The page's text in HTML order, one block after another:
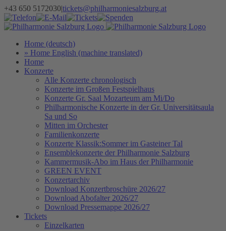
Zum
Inhalt
springen
+43 650 5172030|tickets@philharmoniesalzburg.at
Facebook
YouTube
Instagram
Telefon
E-
Mail
Tickets Spenden
Home (deutsch)
» Home English (machine translated)
Home
Konzerte
Alle Konzerte chronologisch
Konzerte im Großen Festspielhaus
Konzerte Gr. Saal Mozarteum am Mi/Do
Philharmonische Konzerte in der Gr. Universitätsaula
Sa und So
Mitten im Orchester
Familienkonzerte
Konzerte Klassik:Sommer im Gasteiner Tal
Ensemblekonzerte der Philharmonie Salzburg
Kammermusik-Abo im Haus der Philharmonie
GREEN EVENT
Konzertarchiv
Download Konzertbroschüre 2026/27
Download Abofalter 2026/27
Download Pressemappe 2026/27
Tickets
Einzelkarten